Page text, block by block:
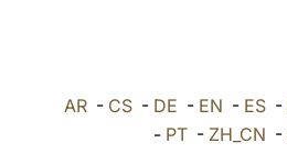
AR- CS- DE - EN - ES-
- PT- ZH_CN -